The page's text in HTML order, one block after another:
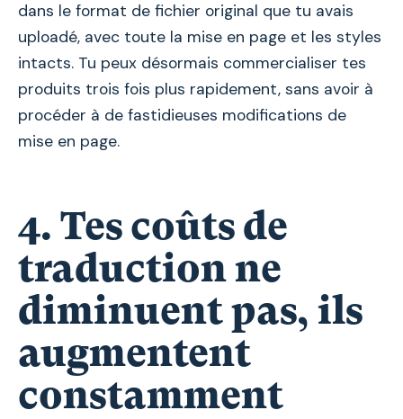
dans le format de fichier original que tu avais
uploadé, avec toute la mise en page et les styles
intacts. Tu peux désormais commercialiser tes
produits trois fois plus rapidement, sans avoir à
procéder à de fastidieuses modifications de
mise en page.
4. Tes coûts de
traduction ne
diminuent pas, ils
augmentent
constamment